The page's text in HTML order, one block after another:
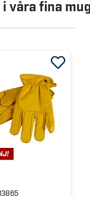
våra fina